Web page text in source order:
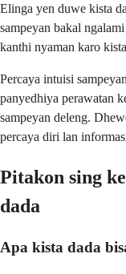
Elinga yen duwe kista
sampeyan bakal
kanthi nyaman karo
Percaya intuisi
panyedhiya perawatan
sampeyan deleng.
percaya diri lan
Pitakon sing
dada
Apa kista dada